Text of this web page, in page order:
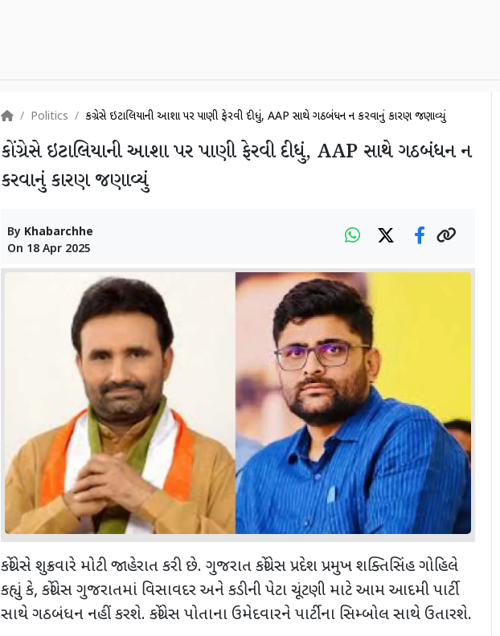
Politics કોંગ્રેસે ઇટાલિયાની આશા પર પાણી ફેરવી દીધું, AAP સાથે ગઠબંધન ન કરવાનું કારણ જણાવ્યું
કોંગ્રેસે ઇટાલિયાની આશા પર પાણી ફેરવી દીધું, AAP સાથે ગઠબંધન ન
કરવાનું કારણ જણાવ્યું
By Khabarchhe
On 18 Apr 2025
કોંગ્રેસે શુક્રવારે મોટી જાહેરાત કરી છે. ગુજરાત કોંગ્રેસ પ્રદેશ પ્રમુખ શક્તિસિંહ ગોહિલે
કહ્યું કે, કોંગ્રેસ ગુજરાતમાં વિસાવદર અને કડીની પેટા ચૂંટણી માટે આમ આદમી પાર્ટી
સાથે ગઠબંધન નહીં કરશે. કોંગ્રેસ પોતાના ઉમેદવારને પાર્ટીના સિમ્બોલ સાથે ઉતારશે.